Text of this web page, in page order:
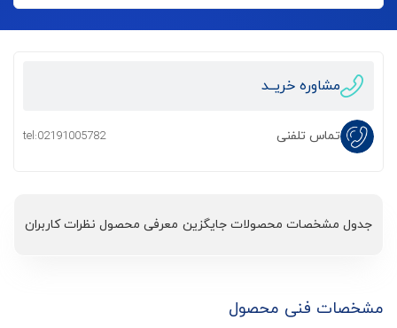
مشاوره خریــد
تماس تلفنی tel:02191005782
جدول مشخصات محصولات جایگزین معرفی محصول نظرات کاربران
مشخصات فنی محصول